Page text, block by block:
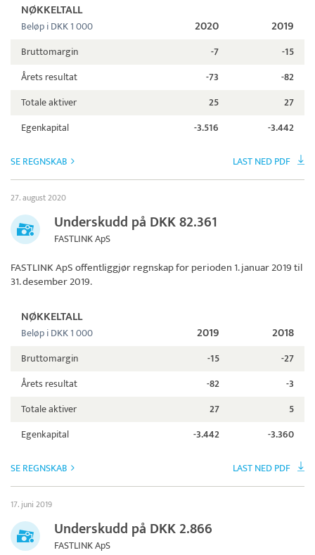
NØKKELTALL
Beløp i DKK 1 000 2020 2019
Bruttomargin -7
-15
Årets resultat
-73
-82
Totale aktiver
25
27
Egenkapital
-3.516 -3.442
SE REGNSKAB LAST NED PDF
27. august 2020
Underskudd på DKK 82.361
FASTLINK ApS
FASTLINK ApSoffentliggjør regnskap for perioden 1. januar 2019 til
31. desember 2019.
NØKKELTALL
Beløp i DKK 1 000 2019 2018
Bruttomargin -15
-27
Årets resultat
-82
-3
Totale aktiver
27
5
Egenkapital
-3.442 -3.360
SE REGNSKAB LAST NED PDF
17. juni 2019
Underskudd på DKK 2.866
FASTLINK ApS